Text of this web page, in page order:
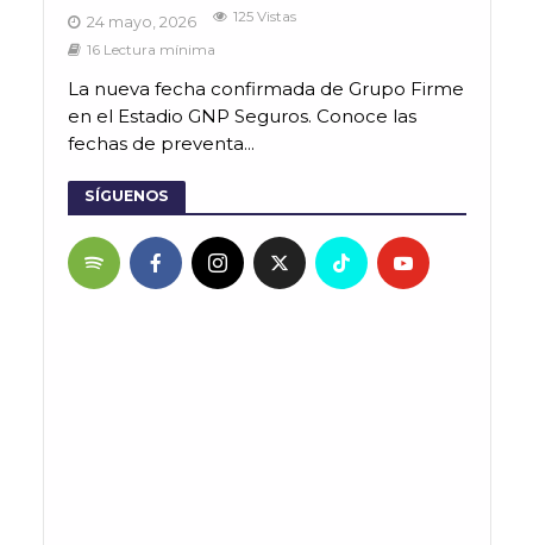
24 mayo, 2026
125 Vistas
16 Lectura mínima
La nueva fecha confirmada de Grupo Firme
en el Estadio GNP Seguros. Conoce las
fechas de preventa...
SÍGUENOS